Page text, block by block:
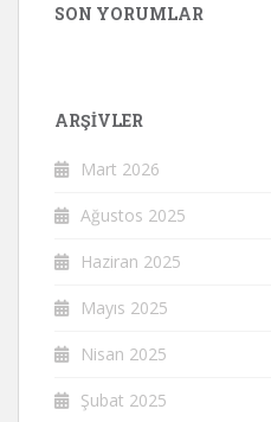
SON YORUMLAR
ARŞIVLER
Mart 2026
Ağustos 2025
Haziran 2025
Mayıs 2025
Nisan 2025
Şubat 2025